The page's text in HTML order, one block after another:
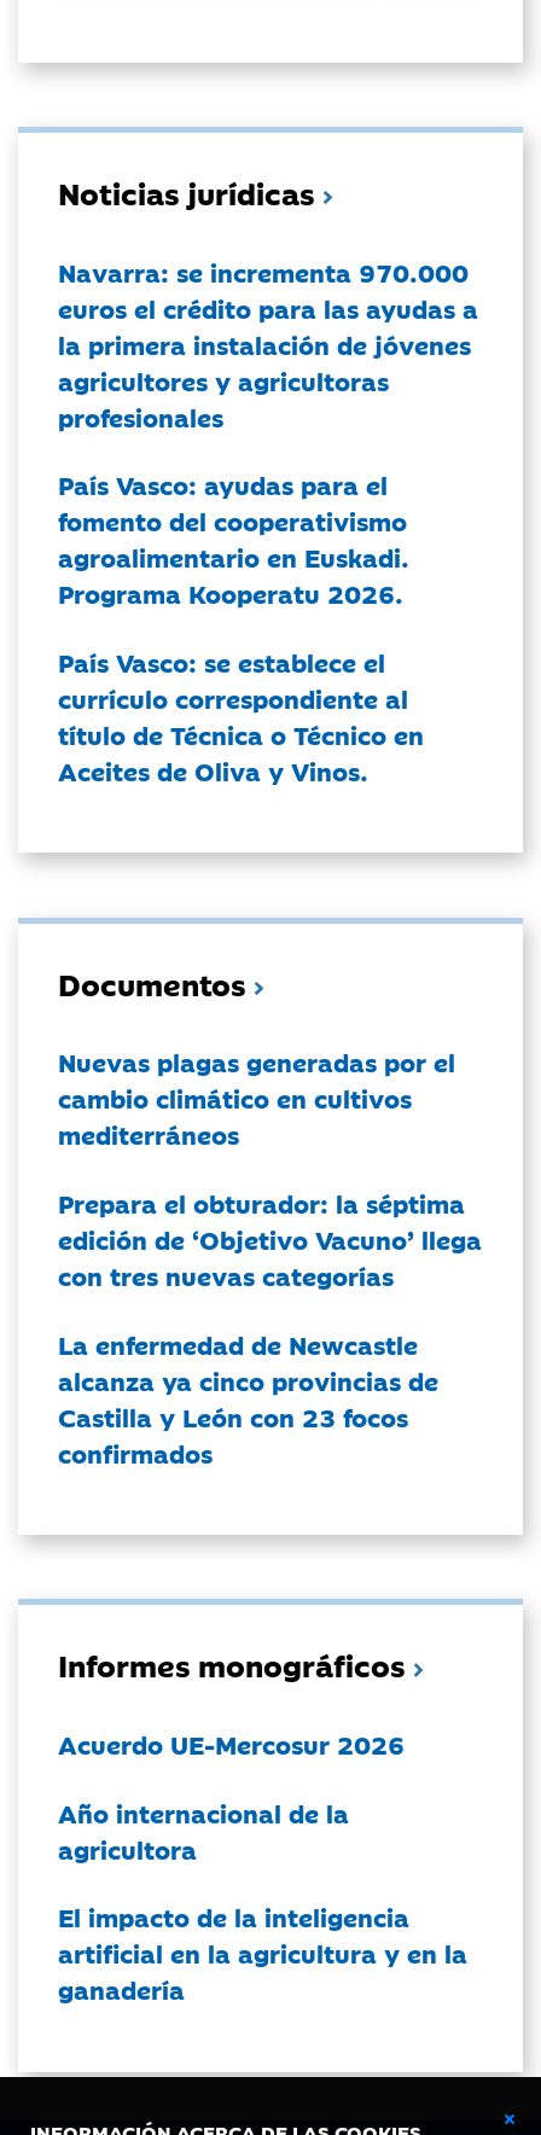
Noticias jurídicas
Navarra: se incrementa 970.000
euros el crédito para las ayudas a
la primera instalación de jóvenes
agricultores y agricultoras
profesionales
País Vasco: ayudas para el
fomento del cooperativismo
agroalimentario en Euskadi.
Programa Kooperatu 2026.
País Vasco: se establece el
currículo correspondiente al
título de Técnica o Técnico en
Aceites de Oliva y Vinos.
Documentos
Nuevas plagas generadas por el
cambio climático en cultivos
mediterráneos
Prepara el obturador: la séptima
edición de ‘Objetivo Vacuno’ llega
con tres nuevas categorías
La enfermedad de Newcastle
alcanza ya cinco provincias de
Castilla y León con 23 focos
confirmados
Informes monográficos
Acuerdo UE-Mercosur 2026
Año internacional de la
agricultora
El impacto de la inteligencia
artificial en la agricultura y en la
ganadería